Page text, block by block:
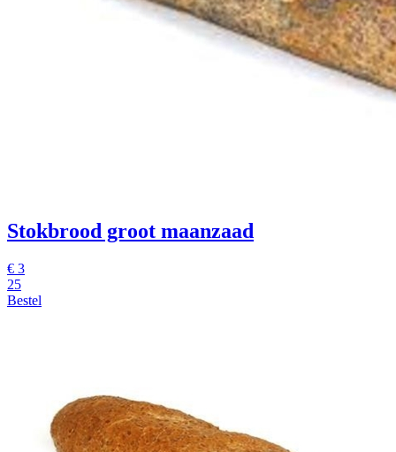
Stokbrood groot maanzaad
€ 3
25
Bestel